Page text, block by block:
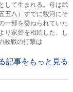
して生まれる。母は武
五八）すでに駿河にそ
一部を委ねられていた
り家督を相続した。し
敗戦の打撃は
記事をもっと見る